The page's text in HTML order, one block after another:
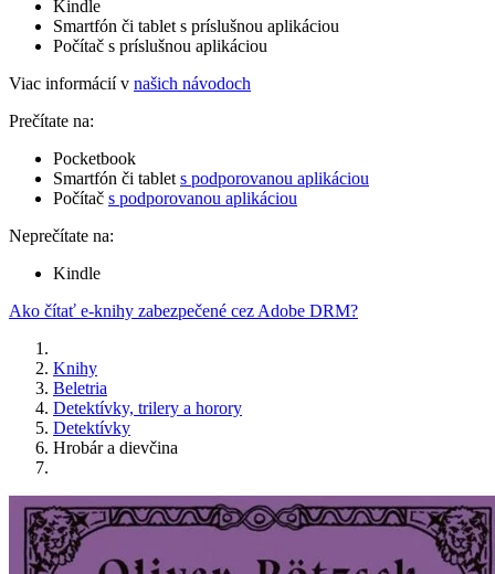
Kindle
Smartfón či tablet s príslušnou aplikáciou
Počítač s príslušnou aplikáciou
Viac informácií v našich návodoch
Prečítate na:
Pocketbook
Smartfón či tablet s podporovanou aplikáciou
Počítač s podporovanou aplikáciou
Neprečítate na:
Kindle
Ako čítať e-knihy zabezpečené cez Adobe DRM?
Knihy
Beletria
Detektívky, trilery a horory
Detektívky
Hrobár a dievčina